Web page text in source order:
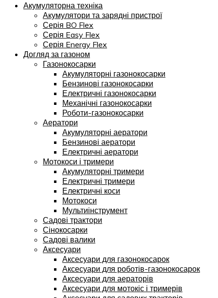
Акумуляторна техніка
Акумулятори та зарядні пристрої
Серія BO Flex
Серія Easy Flex
Серія Energy Flex
Догляд за газоном
Газонокосарки
Акумуляторні газонокосарки
Бензинові газонокосарки
Електричні газонокосарки
Механічні газонокосарки
Роботи-газонокосарки
Аератори
Акумуляторні аератори
Бензинові аератори
Електричні аератори
Мотокоси і тримери
Акумуляторні тримери
Електричні тримери
Електричні коси
Мотокоси
Мультиінструмент
Садові трактори
Сінокосарки
Садові валики
Аксесуари
Аксесуари для газонокосарок
Аксесуари для роботів-газонокосарок
Аксесуари для аераторів
Аксесуари для мотокіс і тримерів